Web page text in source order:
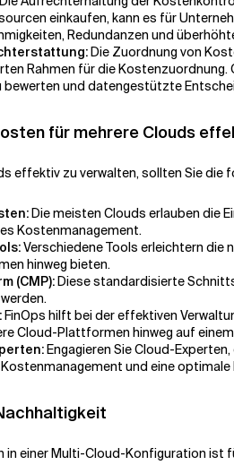
einkaufen, kann es für
Redundanzen und
Die Zuordnung von
Rahmen für die Kostenzuordnung.
bewerten und datengestützte
für mehrere Clouds
effektiv zu verwalten, sollten Sie die
Die meisten Clouds erlauben die
Kostenmanagement.
Verschiedene Tools erleichtern die
hinweg bieten.
(CMP):Diese standardisierte
FinOps hilft bei der effektiven
Cloud-Plattformen hinweg auf
Engagieren Sie Cloud-
und eine
in einer Multi-Cloud-Konfiguration ist